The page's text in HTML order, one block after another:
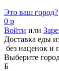
Это ваш город?
0 р
Войти или
Доставка еды
без наценок и
Выберите
Б